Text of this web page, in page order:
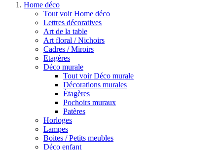
Home déco
Tout voir Home déco
Lettres décoratives
Art de la table
Art floral / Nichoirs
Cadres / Miroirs
Etagères
Déco murale
Tout voir Déco murale
Décorations murales
Étagères
Pochoirs muraux
Patères
Horloges
Lampes
Boites / Petits meubles
Déco enfant